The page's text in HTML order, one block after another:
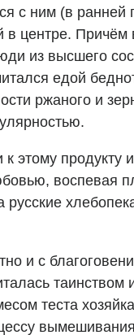
с ним (в ранней
в центре.
из высшего
едой
ржаного и
этому продукту
воспевая
и с
таинством
теста